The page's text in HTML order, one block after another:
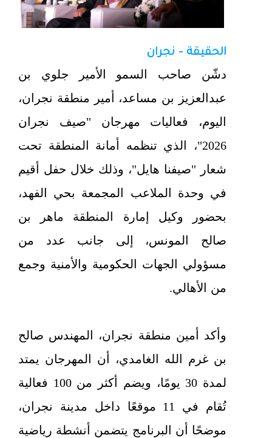
الحقيقة - نجران
دشّن صاحب السمو الأمير جلوي بن
عبدالعزيز بن مساعد، أمير منطقة نجران،
اليوم، فعاليات مهرجان "صيف نجران
2026"، الذي تنظمه أمانة المنطقة تحت
شعار "صيفنا هايل"، وذلك خلال حفل أقيم
في وحدة الملاعب المجمعة بحي الفهد،
بحضور وكيل إمارة المنطقة ماهر بن
صالح المونس، إلى جانب عدد من
مسؤولي الجهات الحكومية والأمنية وجمع
من الأهالي.
وأكد أمين منطقة نجران، المهندس صالح
بن غرم الله الغامدي، أن المهرجان يمتد
لمدة 30 يومًا، ويضم أكثر من 100 فعالية
تُقام في 11 موقعًا داخل مدينة نجران،
موضحًا أن البرنامج يتضمن أنشطة رياضية